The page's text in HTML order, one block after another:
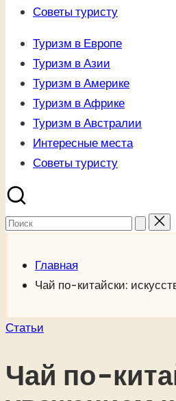
Советы туристу
Туризм в Европе
Туризм в Азии
Туризм в Америке
Туризм в Африке
Туризм в Австралии
Интересные места
Советы туристу
Поиск
Главная
Чай по-китайски:
Опубликовано
Статьи
Чай по-